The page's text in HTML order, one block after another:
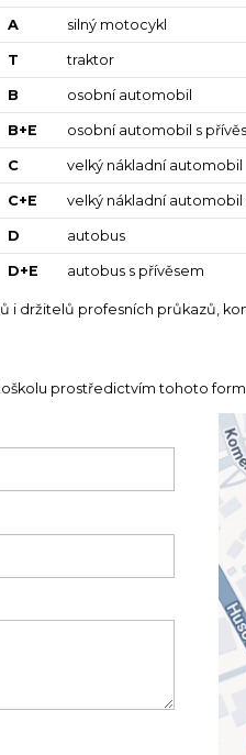
A silný motocykl
T traktor
B osobní automobil
B+E osobní automobil s
C velký nákladní automobil
C+E velký nákladní automobil
D autobus
D+E autobus s přívěsem
i držitelů profesních průkazů,
prostředictvím tohoto